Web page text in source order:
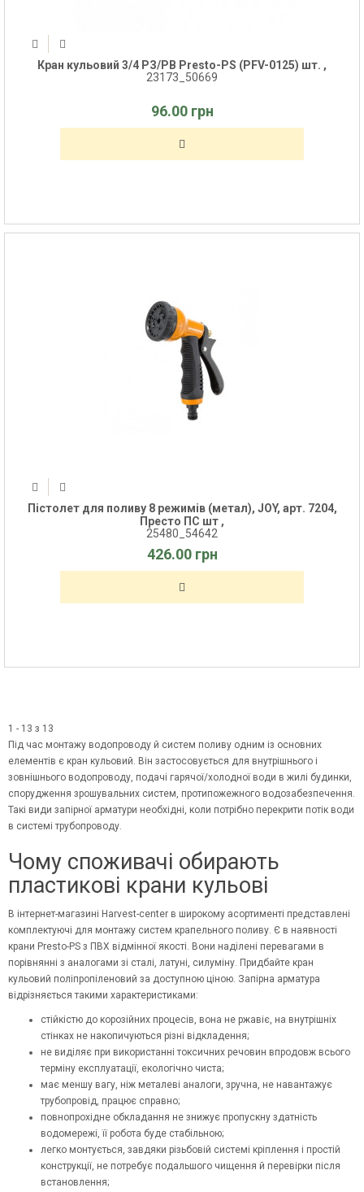
Кран кульовий 3/4 РЗ/РВ Presto-PS (PFV-0125) шт. ,
23173_50669
96.00 грн
Пістолет для поливу 8 режимів (метал), JOY, арт. 7204,
Престо ПС шт ,
25480_54642
426.00 грн
1 - 13 з 13
Під час монтажу водопроводу й систем поливу одним із основних
елементів є кран кульовий. Він застосовується для внутрішнього і
зовнішнього водопроводу, подачі гарячої/холодної води в жилі будинки,
спорудження зрошувальних систем, протипожежного водозабезпечення.
Такі види запірної арматури необхідні, коли потрібно перекрити потік води
в системі трубопроводу.
Чому споживачі обирають
пластикові крани кульові
В інтернет-магазині Harvest-center в широкому асортименті представлені
комплектуючі для монтажу систем крапельного поливу. Є в наявності
крани Presto-PS з ПВХ відмінної якості. Вони наділені перевагами в
порівнянні з аналогами зі сталі, латуні, силуміну. Придбайте кран
кульовий поліпропіленовий за доступною ціною. Запірна арматура
відрізняється такими характеристиками:
стійкістю до корозійних процесів, вона не ржавіє, на внутрішніх
стінках не накопичуються різні відкладення;
не виділяє при використанні токсичних речовин впродовж всього
терміну експлуатації, екологічно чиста;
має меншу вагу, ніж металеві аналоги, зручна, не навантажує
трубопровід, працює справно;
повнопрохідне обкладання не знижує пропускну здатність
водомережі, її робота буде стабільною;
легко монтується, завдяки різьбовій системі кріплення і простій
конструкції, не потребує подальшого чищення й перевірки після
встановлення;